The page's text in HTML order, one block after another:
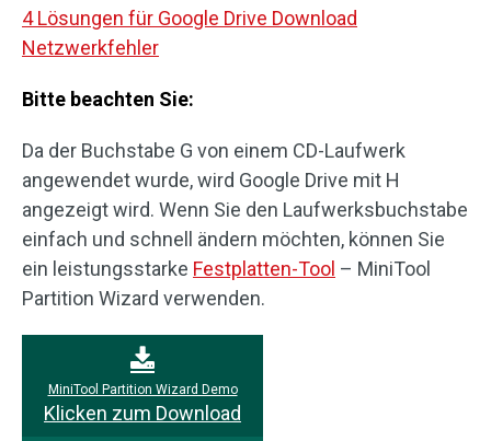
4 Lösungen für Google Drive Download
Netzwerkfehler
Bitte beachten Sie:
Da der Buchstabe G von einem CD-Laufwerk
angewendet wurde, wird Google Drive mit H
angezeigt wird. Wenn Sie den Laufwerksbuchstabe
einfach und schnell ändern möchten, können Sie
ein leistungsstarke Festplatten-Tool – MiniTool
Partition Wizard verwenden.
MiniTool Partition Wizard Demo
Klicken zum Download